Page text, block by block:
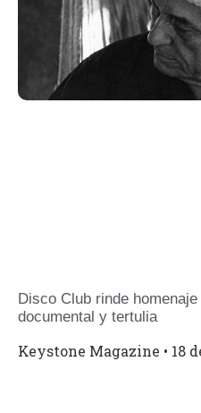
Disco Club rinde
documental y tertulia
Keystone Magazine 18